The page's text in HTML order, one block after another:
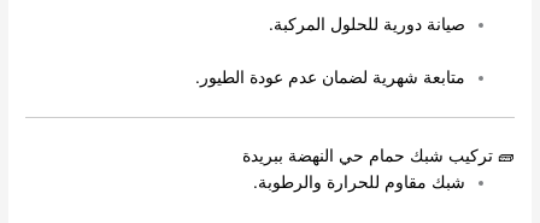
صيانة دورية للحلول المركبة.
متابعة شهرية لضمان عدم عودة الطيور.
🧱 تركيب شبك حمام حي النهضة ببريدة
شبك مقاوم للحرارة والرطوبة.